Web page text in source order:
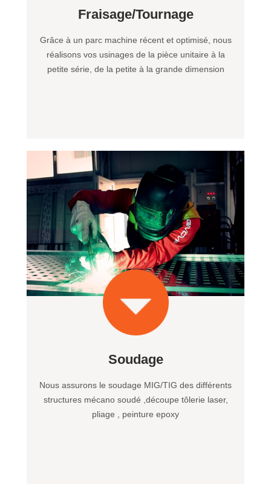
Fraisage/Tournage
Grâce à un parc machine récent et optimisé, nous
réalisons vos usinages de la pièce unitaire à la
petite série, de la petite à la grande dimension
Soudage
Nous assurons le soudage MIG/TIG des différents
structures mécano soudé ,découpe tôlerie laser,
pliage , peinture epoxy